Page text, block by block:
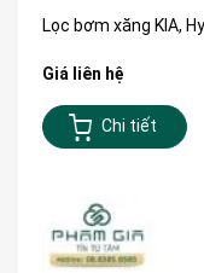
Lọc bơm xăng KIA,
Giá liên hệ
Chi tiết